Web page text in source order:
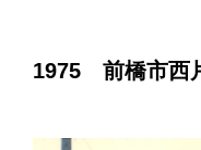
1975 前橋市西